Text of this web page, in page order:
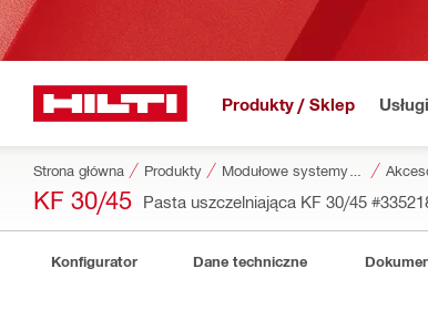
Produkty / Sklep Usługi
Strona główna Produkty
KF 30/45 Pasta uszczelniająca KF 30/45
Konfigurator Dane techniczne